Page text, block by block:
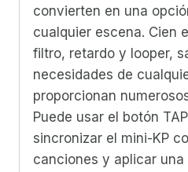
convierten en una
cualquier escena. Cien
filtro, retardo y looper,
necesidades de
proporcionan
Puede usar el botón
sincronizar el mini-KP
canciones y aplicar